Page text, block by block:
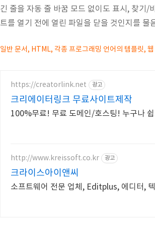
긴 줄을 자동 줄 바꿈 모드 없이도 표시, 찾기/
트를 열기 전에 열린 파일을 닫을 것인지를 물
일반 문서, HTML, 각종 프로그래밍 언어의 템플릿,
https://creatorlink.net 광고
크리에이터링크 무료사이트제작
100%무료! 무료 도메인/호스팅! 누구나
http://www.kreissoft.co.kr 광고
크라이스아이앤씨
소프트웨어 전문 업체, Editplus, 에디터,